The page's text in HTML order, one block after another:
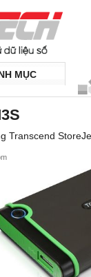
MỤC
Transcend